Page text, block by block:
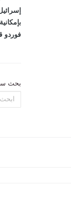
فوردو
بحث